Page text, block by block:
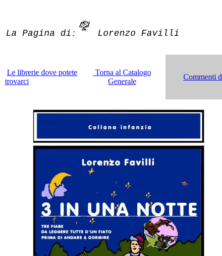
La Pagina di : Lorenzo Favilli
Le librerie dove potete
trovarci
Torna al Catalogo
Generale
Commenti